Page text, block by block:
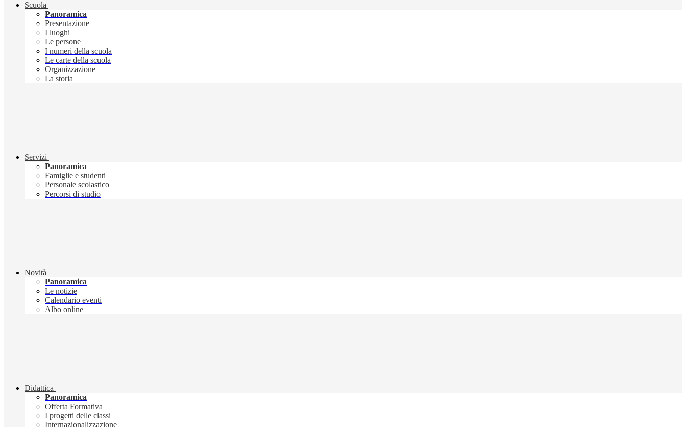
Scuola
Panoramica
Presentazione
I luoghi
Le persone
I numeri della scuola
Le carte della scuola
Organizzazione
La storia
Servizi
Panoramica
Famiglie e studenti
Personale scolastico
Percorsi di studio
Novità
Panoramica
Le notizie
Calendario eventi
Albo online
Didattica
Panoramica
Offerta Formativa
I progetti delle classi
Internazionalizzazione